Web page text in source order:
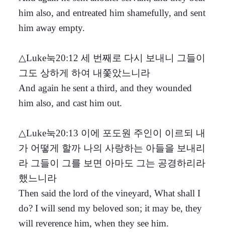
him also, and entreated him shamefully, and sent
him away empty.
△Luke눅20:12 세 번째로 다시 보내니 그들이
그도 상하게 하여 내쫓았느니라
And again he sent a third, and they wounded
him also, and cast him out.
△Luke눅20:13 이에 포도원 주인이 이르되 내
가 어떻게 할까 나의 사랑하는 아들을 보내리
라 그들이 그를 보면 아마도 그는 공경하리라
했느니라
Then said the lord of the vineyard, What shall I
do? I will send my beloved son; it may be, they
will reverence him, when they see him.